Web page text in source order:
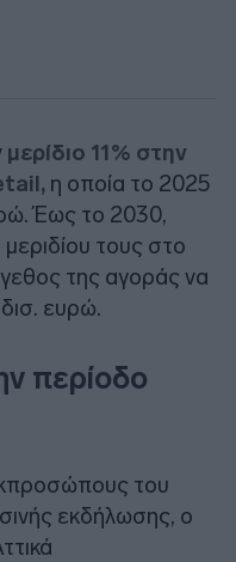
μερίδιο 11% στην
η οποία το 2025
Έως το 2030,
τους στο
της αγοράς να
δισ. ευρώ.
περίοδο
του
εκδήλωσης, ο